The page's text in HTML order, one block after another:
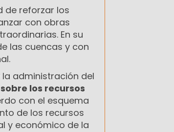
de reforzar los
con obras
En su
las cuencas y con
administración del
los recursos
con el esquema
de los recursos
y económico de la